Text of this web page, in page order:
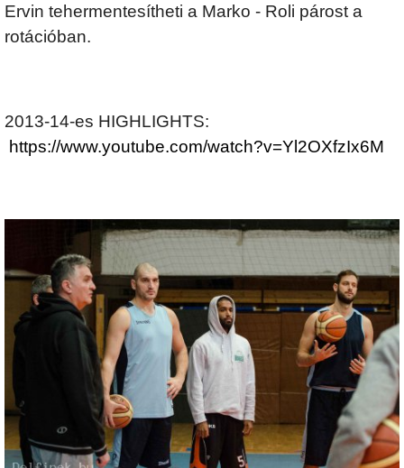
Ervin tehermentesítheti a Marko - Roli párost a
rotációban.
2013-14-es HIGHLIGHTS:
https://www.youtube.com/watch?v=Yl2OXfzIx6M